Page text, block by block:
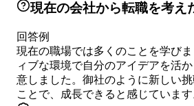
現在の会社から転職を考え
回答例
現在の職場では多くのことを学び
ィブな環境で自分のアイデアを活
意しました。御社のように新しい
ことで、成長できると感じています